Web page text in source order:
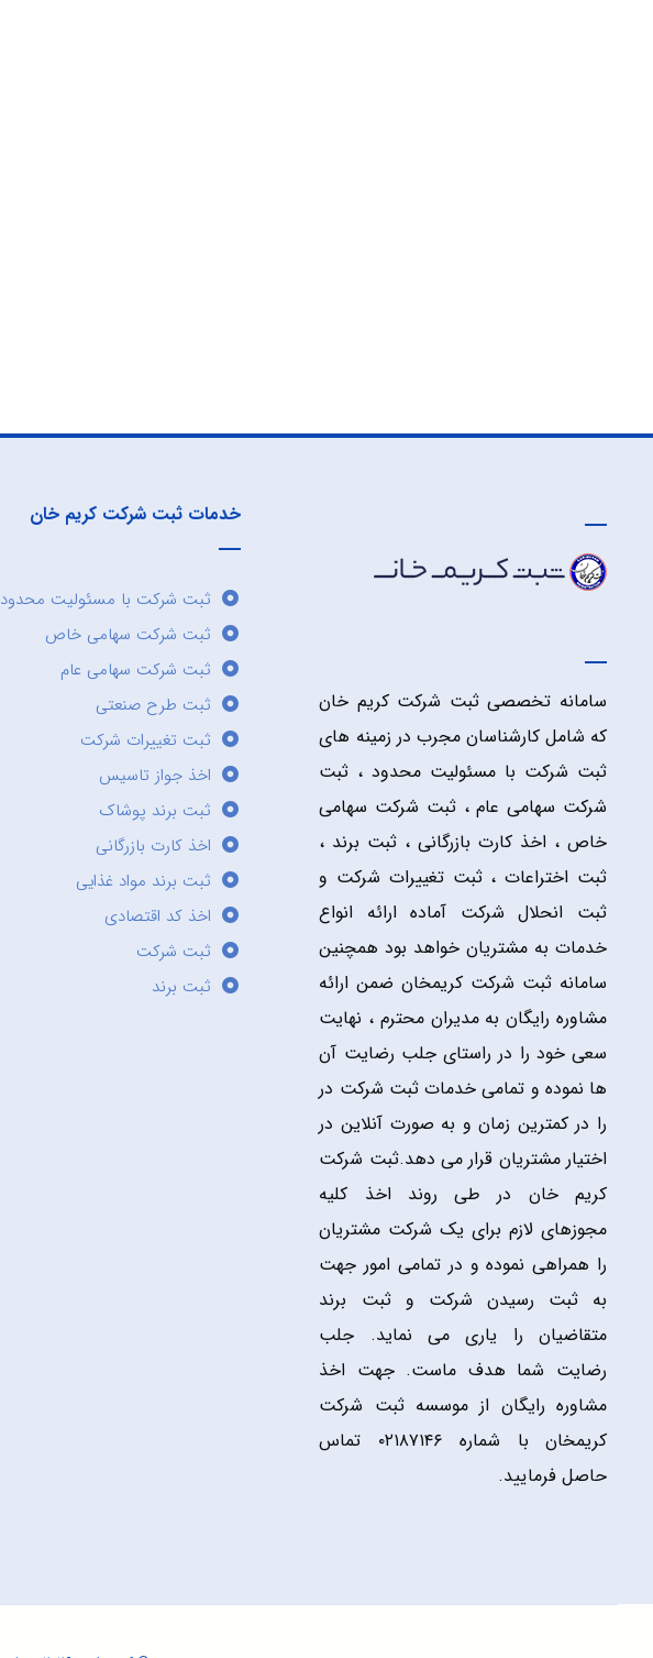
سامانه تخصصی ثبت شرکت کریم خان
که شامل کارشناسان مجرب در زمینه های
ثبت شرکت با مسئولیت محدود ، ثبت
شرکت سهامی عام ، ثبت شرکت سهامی
خاص ، اخذ کارت بازرگانی ، ثبت برند ،
ثبت اختراعات ، ثبت تغییرات شرکت و
ثبت انحلال شرکت آماده ارائه انواع
خدمات به مشتریان خواهد بود همچنین
سامانه ثبت شرکت کریمخان ضمن ارائه
مشاوره رایگان به مدیران محترم ، نهایت
سعی خود را در راستای جلب رضایت آن
ها نموده و تمامی خدمات ثبت شرکت در
را در کمترین زمان و به صورت آنلاین در
اختیار مشتریان قرار می دهد.ثبت شرکت
کریم خان در طی روند اخذ کلیه
مجوزهای لازم برای یک شرکت مشتریان
را همراهی نموده و در تمامی امور جهت
به ثبت رسیدن شرکت و ثبت برند
متقاضیان را یاری می نماید. جلب
رضایت شما هدف ماست. جهت اخذ
مشاوره رایگان از موسسه ثبت شرکت
کریمخان با شماره ۰۲۱۸۷۱۴۶ تماس
حاصل فرمایید.
خدمات ثبت شرکت کریم خان
ثبت شرکت با مسئولیت محدود
ثبت شرکت سهامی خاص
ثبت شرکت سهامی عام
ثبت طرح صنعتی
ثبت تغییرات شرکت
اخذ جواز تاسیس
ثبت برند پوشاک
اخذ کارت بازرگانی
ثبت برند مواد غذایی
اخذ کد اقتصادی
ثبت شرکت
ثبت برند